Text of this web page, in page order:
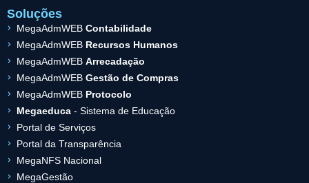
Soluções
MegaAdmWEB Contabilidade
MegaAdmWEB Recursos Humanos
MegaAdmWEB Arrecadação
MegaAdmWEB Gestão de Compras
MegaAdmWEB Protocolo
Megaeduca- Sistema de Educação
Portal de Serviços
Portal da Transparência
MegaNFS Nacional
MegaGestão